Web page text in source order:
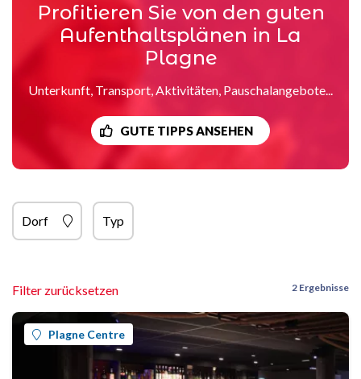
Profitieren Sie von den guten
Aufenthaltsplänen in La
Plagne
Unterkunft, Transport, Aktivitäten, Pauschalangebote...
GUTE TIPPS ANSEHEN
Dorf Typ
Filter zurücksetzen 2 Ergebnisse
Plagne Centre